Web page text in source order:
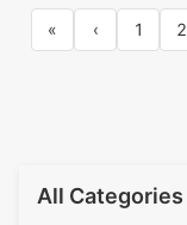
« ‹ 1 2
All Categories